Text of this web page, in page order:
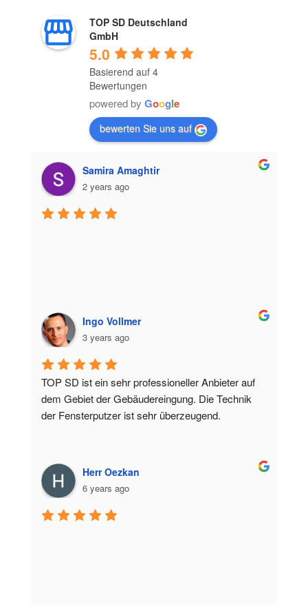
TOP SD Deutschland
GmbH
5.0
Basierend auf 4
Bewertungen
powered by Google
bewerten Sie uns auf
Samira Amaghtir
2 years ago
Ingo Vollmer
3 years ago
TOP SD ist ein sehr professioneller Anbieter auf
dem Gebiet der Gebäudereingung. Die Technik
der Fensterputzer ist sehr überzeugend.
Herr Oezkan
6 years ago